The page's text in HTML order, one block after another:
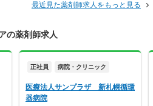
最近見た薬剤師求人をもっと見る
の薬剤師求人
正社員 病院・クリニック
医療法人サンプラザ 新札幌循環
器病院